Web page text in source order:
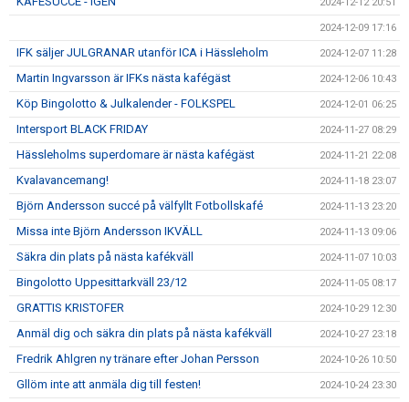
2024-12-09 17:16
IFK säljer JULGRANAR utanför ICA i Hässleholm 2024-12-07 11:28
Martin Ingvarsson är IFKs nästa kafégäst 2024-12-06 10:43
Köp Bingolotto & Julkalender - FOLKSPEL 2024-12-01 06:25
Intersport BLACK FRIDAY 2024-11-27 08:29
Hässleholms superdomare är nästa kafégäst 2024-11-21 22:08
Kvalavancemang! 2024-11-18 23:07
Björn Andersson succé på välfyllt Fotbollskafé 2024-11-13 23:20
Missa inte Björn Andersson IKVÄLL 2024-11-13 09:06
Säkra din plats på nästa kafékväll 2024-11-07 10:03
Bingolotto Uppesittarkväll 23/12 2024-11-05 08:17
GRATTIS KRISTOFER 2024-10-29 12:30
Anmäl dig och säkra din plats på nästa kafékväll 2024-10-27 23:18
Fredrik Ahlgren ny tränare efter Johan Persson 2024-10-26 10:50
Gllöm inte att anmäla dig till festen! 2024-10-24 23:30